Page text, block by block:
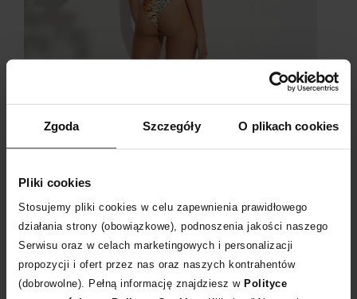
Zgoda Szczegóły O plikach cookies
Pliki cookies
Stosujemy pliki cookies w celu zapewnienia prawidłowego
działania strony (obowiązkowe), podnoszenia jakości naszego
Serwisu oraz w celach marketingowych i personalizacji
propozycji i ofert przez nas oraz naszych kontrahentów
(dobrowolne). Pełną informację znajdziesz w Polityce
Strój kąpielowy Reina Olga
Jednoczęściowy model z łączonych wzorów składa się z